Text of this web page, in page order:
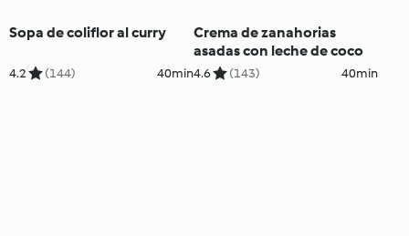
Sopa de coliflor al curry
4.2 (144) 40min
Crema de zanahorias
asadas con leche de coco
4.6 (143) 40min